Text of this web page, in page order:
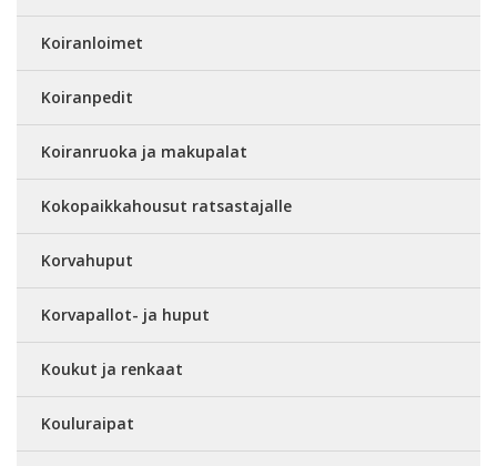
Koiranloimet
Koiranpedit
Koiranruoka ja makupalat
Kokopaikkahousut ratsastajalle
Korvahuput
Korvapallot- ja huput
Koukut ja renkaat
Kouluraipat